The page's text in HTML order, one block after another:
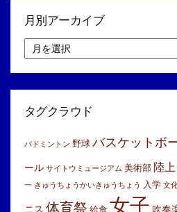
月別アーカイブ
別
ア
イ
タグクラウド
バドミントン 野球 バスケットボ
ール サイトウミュージアム 美術部 陸上
一 きゅうちょうかいきゅうちょう 入学 文
ニス 体育祭 給食 女子 吹奏